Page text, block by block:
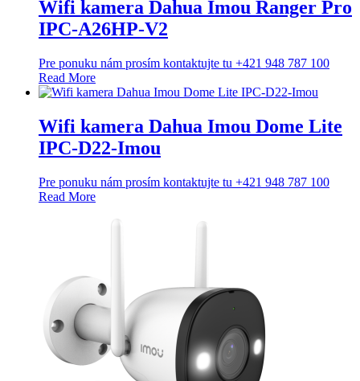
Wifi kamera Dahua Imou Ranger Pro
IPC-A26HP-V2
Pre ponuku nám prosím kontaktujte tu +421 948 787 100
Read More
Wifi kamera Dahua Imou Dome Lite
IPC-D22-Imou
Pre ponuku nám prosím kontaktujte tu +421 948 787 100
Read More